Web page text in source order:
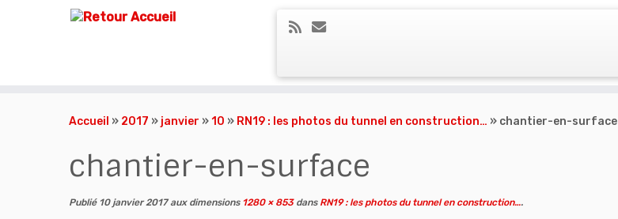
Accueil » 2017 » janvier »10 » RN19 : les photos du tunnel en construction… » chantier-en-surface
chantier-en-surface
Publié 10 janvier 2017aux dimensions1280 × 853dansRN19 : les photos du tunnel en construction….